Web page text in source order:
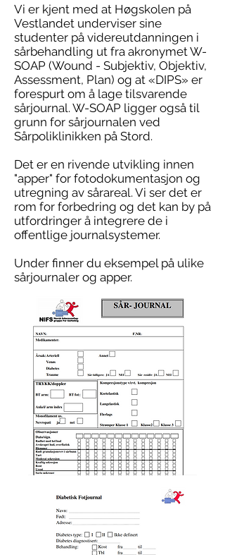
Vi er kjent med at Høgskolen på
Vestlandet underviser sine
studenter på videreutdanningen i
sårbehandling ut fra akronymet W-
SOAP (Wound - Subjektiv, Objektiv,
Assessment, Plan) og at «DIPS» er
forespurt om å lage tilsvarende
sårjournal. W-SOAP ligger også til
grunn for sårjournalen ved
Sårpoliklinikken på Stord.
​Det er en rivende utvikling innen
"apper" for fotodokumentasjon og
utregning av sårareal. Vi ser det er
rom for forbedring og det kan by på
utfordringer å integrere de i
offentlige journalsystemer.
Under finner du eksempel på ulike
sårjournaler og apper.